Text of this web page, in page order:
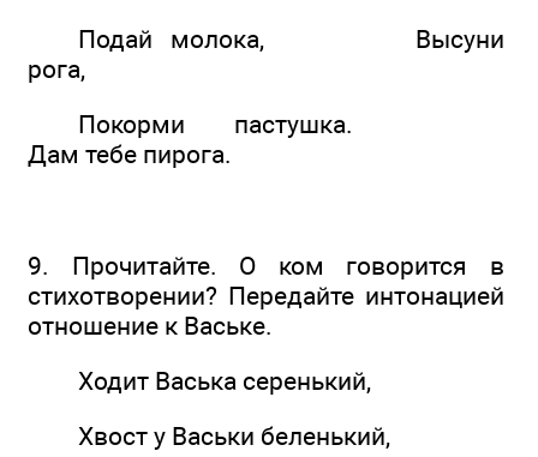
Подай молока, Высуни
рога,
Покорми пастушка.
Дам тебе пирога.
9. Прочитайте. О ком говорится в
стихотворении? Передайте интонацией
отношение к Ваське.
Ходит Васька серенький,
Хвост у Васьки беленький,